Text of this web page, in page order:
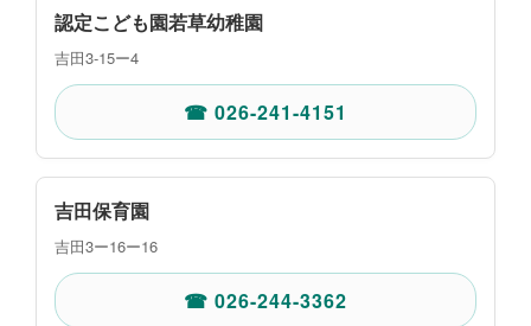
認定こども園若草幼稚園
吉田3-15ー4
☎ 026-241-4151
吉田保育園
吉田3ー16ー16
☎ 026-244-3362